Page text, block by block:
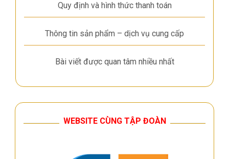
Quy định và hình thức thanh toán
Thông tin sản phẩm – dịch vụ cung cấp
Bài viết được quan tâm nhiều nhất
WEBSITE CÙNG TẬP ĐOÀN